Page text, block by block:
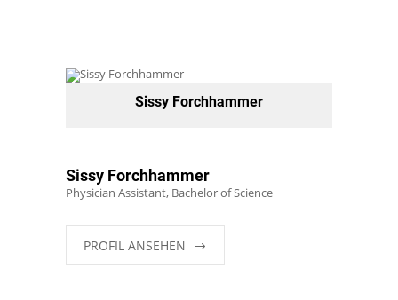
Sissy Forchhammer
Sissy Forchhammer
Physician Assistant, Bachelor of Science
PROFIL ANSEHEN